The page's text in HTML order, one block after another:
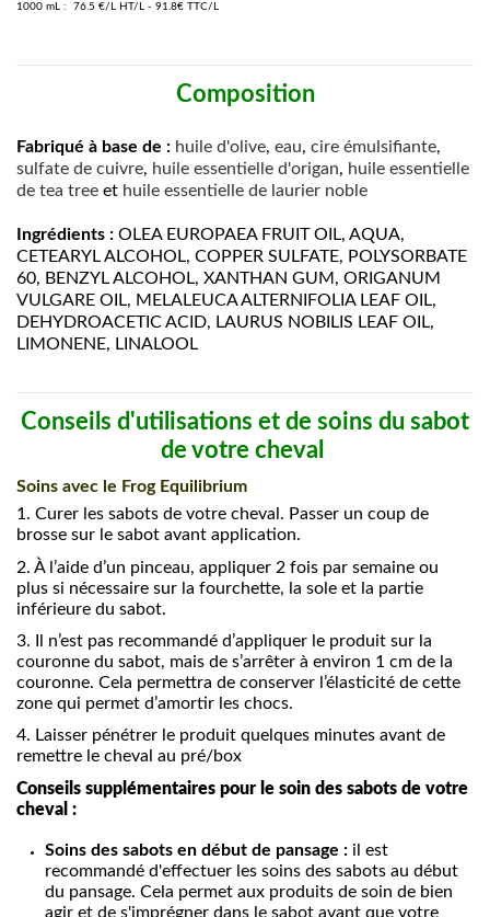
1000 mL : 76.5 €/L HT/L - 91.8€ TTC/L
Composition
Fabriqué à base de : huile d'olive, eau, cire émulsifiante,
sulfate de cuivre, huile essentielle d'origan, huile essentielle
de tea tree et huile essentielle de laurier noble
Ingrédients : OLEA EUROPAEA FRUIT OIL, AQUA,
CETEARYL ALCOHOL, COPPER SULFATE, POLYSORBATE
60, BENZYL ALCOHOL, XANTHAN GUM, ORIGANUM
VULGARE OIL, MELALEUCA ALTERNIFOLIA LEAF OIL,
DEHYDROACETIC ACID, LAURUS NOBILIS LEAF OIL,
LIMONENE, LINALOOL
Conseils d'utilisations et de soins du sabot
de votre cheval
Soins avec le Frog Equilibrium
1. Curer les sabots de votre cheval. Passer un coup de
brosse sur le sabot avant application.
2. À l’aide d’un pinceau, appliquer 2 fois par semaine ou
plus si nécessaire sur la fourchette, la sole et la partie
inférieure du sabot.
3.
Il n’est pas recommandé d’appliquer le produit sur la
couronne du sabot, mais de s’arrêter à environ 1 cm de la
couronne. Cela permettra de conserver l’élasticité de cette
zone qui permet d’amortir les chocs.
4. Laisser pénétrer le produit quelques minutes avant de
remettre le cheval au pré/box
Conseils supplémentaires pour le soin des sabots de votre
cheval :
Soins des sabots en début de pansage : il est
recommandé d'effectuer les soins des sabots au début
du pansage. Cela permet aux produits de soin de bien
agir et de s'imprégner dans le sabot avant que votre